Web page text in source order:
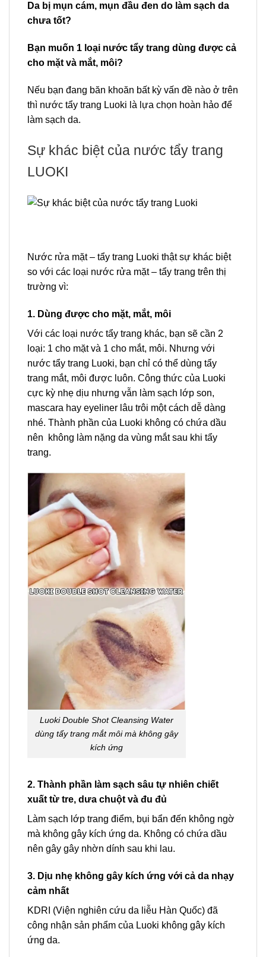
Da bị mụn cám, mụn đầu đen do làm sạch da
chưa tốt?
Bạn muốn 1 loại nước tẩy trang dùng được cả
cho mặt và mắt, môi?
Nếu bạn đang băn khoăn bất kỳ vấn đề nào ở trên
thì nước tẩy trang Luoki là lựa chọn hoàn hảo để
làm sạch da.
Sự khác biệt của nước tẩy trang
LUOKI
Nước rửa mặt – tẩy trang Luoki thật sự khác biệt
so với các loại nước rửa mặt – tẩy trang trên thị
trường vì:
1. Dùng được cho mặt, mắt, môi
Với các loại nước tẩy trang khác, bạn sẽ cần 2
loại: 1 cho mặt và 1 cho mắt, môi. Nhưng với
nước tẩy trang Luoki, bạn chỉ có thể dùng tẩy
trang mắt, môi được luôn. Công thức của Luoki
cực kỳ nhẹ dịu nhưng vẫn làm sạch lớp son,
mascara hay eyeliner lâu trôi một cách dễ dàng
nhé. Thành phần của Luoki không có chứa dầu
nên không làm nặng da vùng mắt sau khi tẩy
trang.
Luoki Double Shot Cleansing Water
dùng tẩy trang mắt môi mà không gây
kích ứng
2. Thành phần làm sạch sâu tự nhiên chiết
xuất từ ​​​​tre, dưa chuột và đu đủ
Làm sạch lớp trang điểm, bụi bẩn đến không ngờ
mà không gây kích ứng da. Không có chứa dầu
nên gây gây nhờn dính sau khi lau.
3. Dịu nhẹ không gây kích ứng với cả da nhạy
cảm nhất
KDRI (Viện nghiên cứu da liễu Hàn Quốc) đã
công nhận sản phẩm của Luoki không gây kích
ứng da.